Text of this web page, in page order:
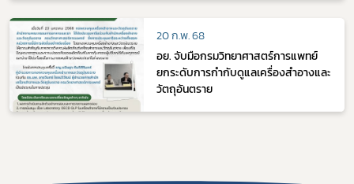
20 ก.พ. 68
อย. จับมือกรมวิทยาศาสตร์การแพทย์
ยกระดับการกำกับดูแลเครื่องสำอางและ
วัตถุอันตราย